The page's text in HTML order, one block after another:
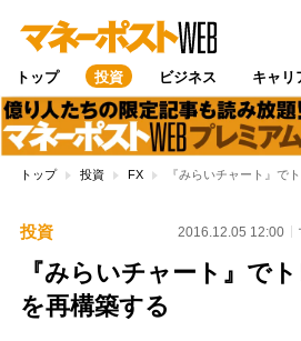
トップ 投資 ビジネス キャリ
トップ 投資 FX 『みらいチャート』で
投資 2016.12.05 12:00
『みらいチャート』で
を再構築する